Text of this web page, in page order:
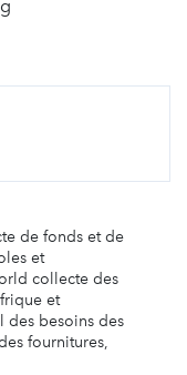
de fonds et de
et
collecte des
et
des besoins des
fournitures,